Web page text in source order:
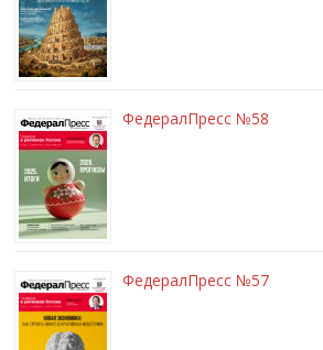
ФедералПресс №58
ФедералПресс №57